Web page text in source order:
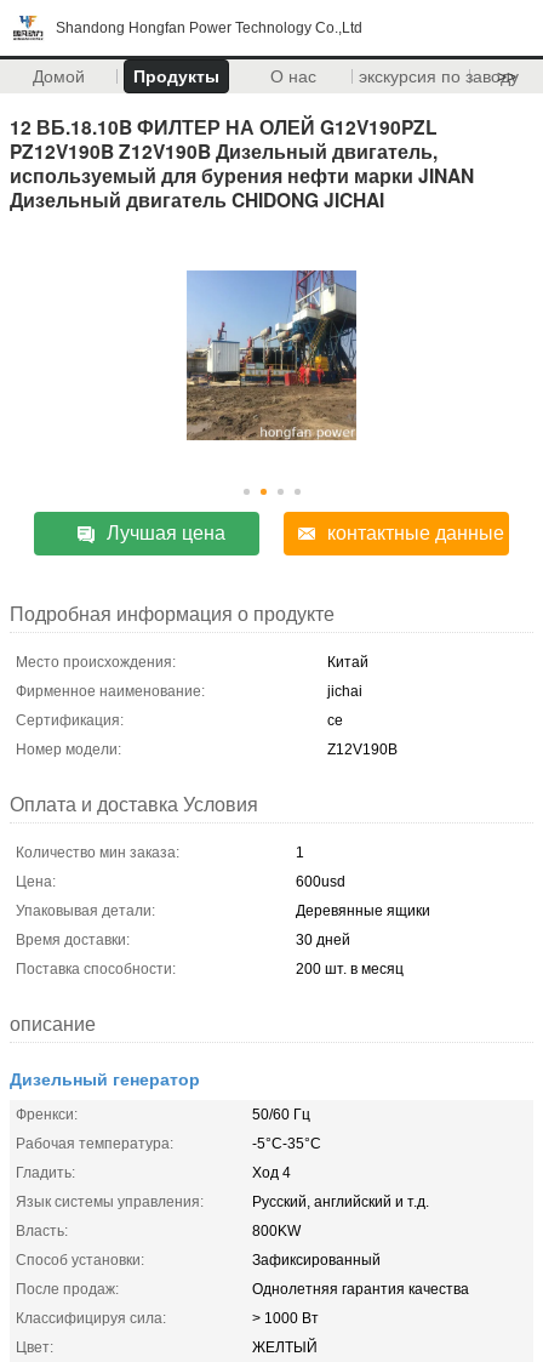
Shandong Hongfan Power Technology Co.,Ltd
Домой Продукты О нас экскурсия по заводу
>>
12 ВБ.18.10B ФИЛТЕР НА ОЛЕЙ G12V190PZL
PZ12V190B Z12V190B Дизельный двигатель,
используемый для бурения нефти марки JINAN
Дизельный двигатель CHIDONG JICHAI
Лучшая цена контактные данные
Подробная информация о продукте
Место происхождения:
Китай
Фирменное наименование:
jichai
Сертификация:
ce
Номер модели:
Z12V190B
Оплата и доставка Условия
Количество мин заказа:
1
Цена:
600usd
Упаковывая детали:
Деревянные ящики
Время доставки:
30 дней
Поставка способности:
200 шт. в месяц
описание
Дизельный генератор
Френкси:
50/60 Гц
Рабочая температура:
-5°C-35°C
Гладить:
Ход 4
Язык системы управления:
Русский, английский и т.д.
Власть:
800KW
Способ установки:
Зафиксированный
После продаж:
Однолетняя гарантия качества
Классифицируя сила:
> 1000 Вт
Цвет:
ЖЕЛТЫЙ